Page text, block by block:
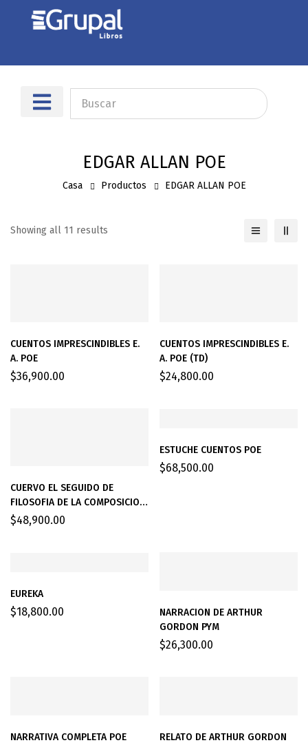
EDGAR ALLAN POE
Casa Productos EDGAR ALLAN POE
Showing all 11 results
CUENTOS IMPRESCINDIBLES E.
A. POE
$36,900.00
CUENTOS IMPRESCINDIBLES E.
A. POE (TD)
$24,800.00
CUERVO EL SEGUIDO DE
FILOSOFIA DE LA COMPOSICION
BILINGUE
$48,900.00
ESTUCHE CUENTOS POE
$68,500.00
EUREKA
$18,800.00
NARRACION DE ARTHUR
GORDON PYM
$26,300.00
NARRATIVA COMPLETA POE
RELATO DE ARTHUR GORDON